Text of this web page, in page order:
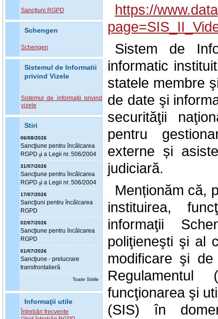
Sancțiuni RGPD
Schengen
Schengen
Sistemul de Informatii
privind Vizele
Sistemul de informaţii privind
vizele
Stiri
06/08/2026
Sancţiune pentru încălcarea
RGPD şi a Legii nr. 506/2004
31/07/2026
Sancţiune pentru încălcarea
RGPD şi a Legii nr. 506/2004
17/07/2026
Sancţiuni pentru încălcarea
RGPD
02/07/2026
Sancţiune pentru încălcarea
RGPD
01/07/2026
Sancţiune - prelucrare
transfrontalieră
Toate Stirile
Informaţii utile
Întrebări frecvente
https://
Sistem de
informatic
statele membre
de date şi
securităţii
pentru
externe și
judiciară.
Menționăm că,
instituirea,
informaţii
poliţieneşti şi al
modificare şi
funcţionarea şi
(SIS) în